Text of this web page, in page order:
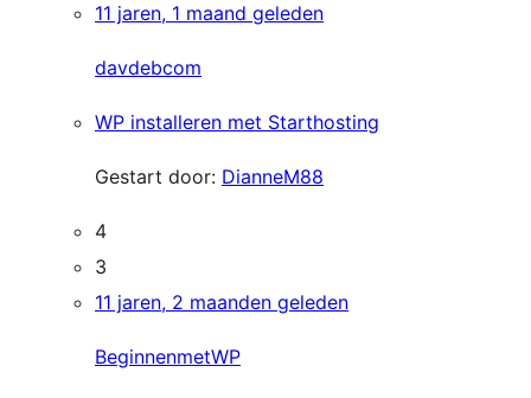
11 jaren, 1 maand geleden
davdebcom
WP installeren met Starthosting
Gestart door: DianneM88
4
3
11 jaren, 2 maanden geleden
BeginnenmetWP